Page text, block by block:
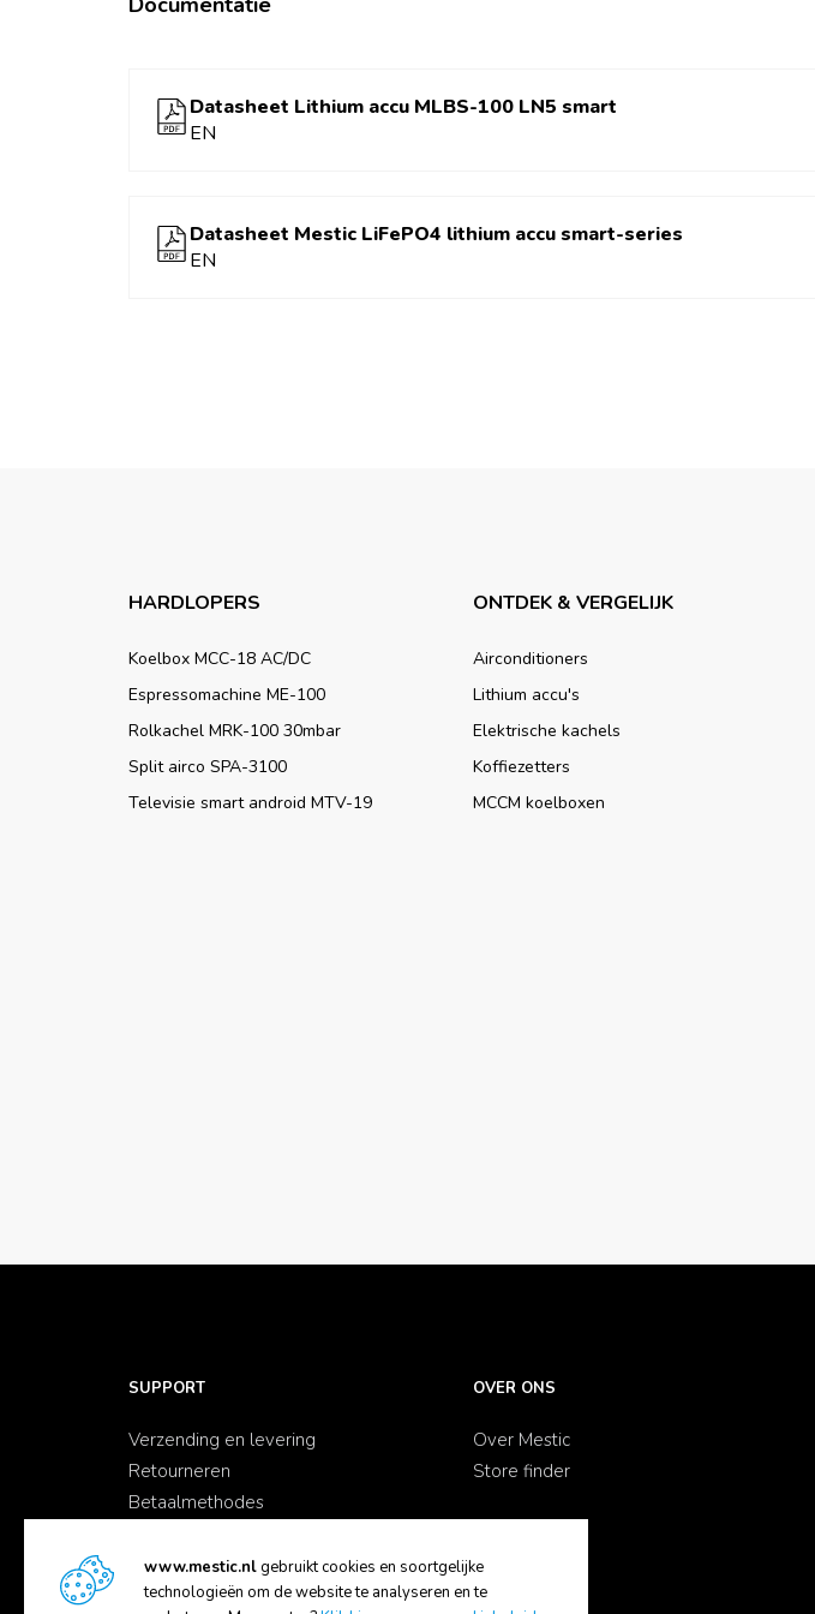
Datasheet Lithium accu MLBS-100 LN5 smart
EN
Datasheet Mestic LiFePO4 lithium accu smart-series
EN
HARDLOPERS
Koelbox MCC-18 AC/DC
Espressomachine ME-100
Rolkachel MRK-100 30mbar
Split airco SPA-3100
Televisie smart android MTV-19
ONTDEK & VERGELIJK
Airconditioners
Lithium accu's
Elektrische kachels
Koffiezetters
MCCM koelboxen
SUPPORT
Verzending en levering
Retourneren
Betaalmethodes
Klachten
Contact
OVER ONS
Over Mestic
Store finder
www.mestic.nlgebruikt cookies en soortgelijke
technologieën om de website te analyseren en te